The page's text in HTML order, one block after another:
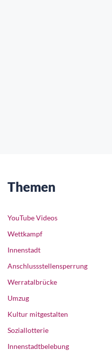
Themen
YouTube Videos
Wettkampf
Innenstadt
Anschlussstellensperrung
Werratalbrücke
Umzug
Kultur mitgestalten
Soziallotterie
Innenstadtbelebung